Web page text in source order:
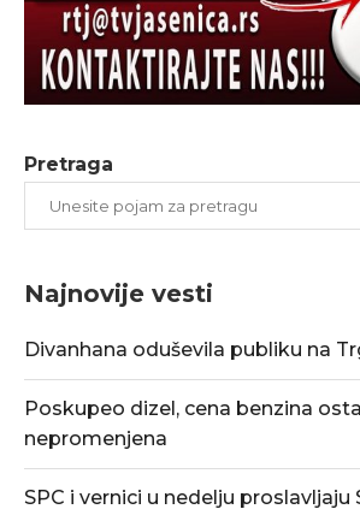
Pretraga
Najnovije vesti
Divanhana oduševila publiku na
Poskupeo dizel, cena benzina
nepromenjena
SPC i vernici u nedelju proslavljaju